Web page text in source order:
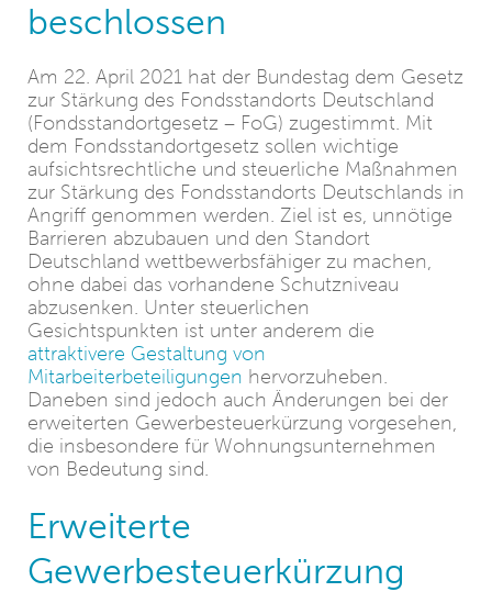
beschlossen
Am 22. April 2021 hat der Bundestag dem Gesetz
zur Stärkung des Fondsstandorts Deutschland
(Fondsstandortgesetz – FoG) zugestimmt. Mit
dem Fondsstandortgesetz sollen wichtige
aufsichtsrechtliche und steuerliche Maßnahmen
zur Stärkung des Fondsstandorts Deutschlands in
Angriff genommen werden. Ziel ist es, unnötige
Barrieren abzubauen und den Standort
Deutschland wettbewerbsfähiger zu machen,
ohne dabei das vorhandene Schutzniveau
abzusenken. Unter steuerlichen
Gesichtspunkten ist unter anderem die
attraktivere Gestaltung von
Mitarbeiterbeteiligungen hervorzuheben.
Daneben sind jedoch auch Änderungen bei der
erweiterten Gewerbesteuerkürzung vorgesehen,
die insbesondere für Wohnungsunternehmen
von Bedeutung sind.
Erweiterte
Gewerbesteuerkürzung